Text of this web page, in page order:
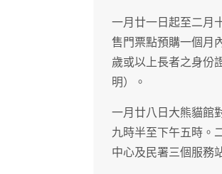
一月廿一日起至二月
售門票點預購一個月
歲或以上長者之身份
明）。
一月廿八日大熊貓館
九時半至下午五時。
中心及民署三個服務